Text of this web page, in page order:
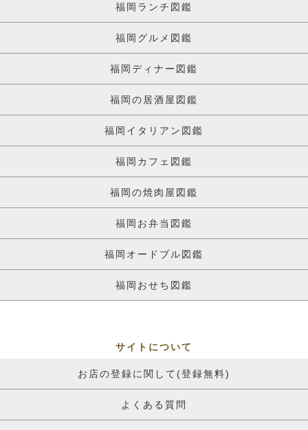
福岡ランチ図鑑
福岡グルメ図鑑
福岡ディナー図鑑
福岡の居酒屋図鑑
福岡イタリアン図鑑
福岡カフェ図鑑
福岡の焼肉屋図鑑
福岡お弁当図鑑
福岡オードブル図鑑
福岡おせち図鑑
サイトについて
お店の登録に関して(登録無料)
よくある質問